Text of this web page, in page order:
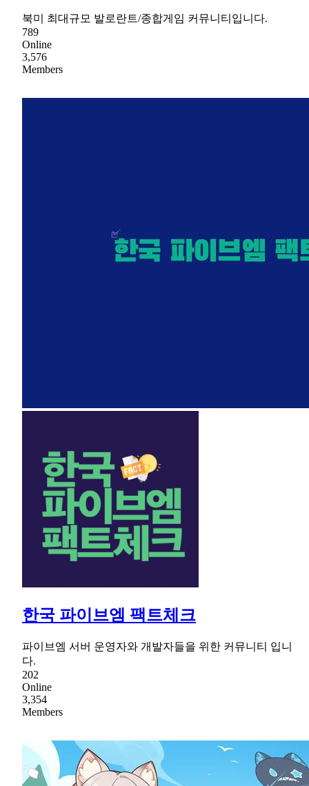
북미 최대규모 발로란트/종합게임 커뮤니티입니다.
789
Online
3,576
Members
한국 파이브엠 팩트체크
파이브엠 서버 운영자와 개발자들을 위한 커뮤니티 입니
다.
202
Online
3,354
Members